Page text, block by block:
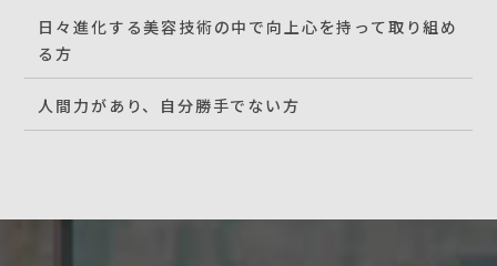
日々進化する美容技術の中で向上心を持って取り組め
る方
人間力があり、自分勝手でない方